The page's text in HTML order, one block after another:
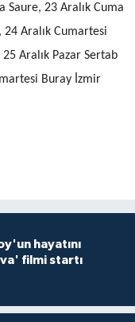
Saure, 23 Aralık Cuma
24 Aralık Cumartesi
Aralık Pazar Sertab
Buray İzmir
hayatını
filmi startı